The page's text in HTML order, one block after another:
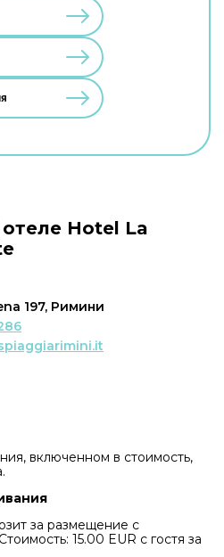
Hotel La
197, Римини
включенном в стоимость,
за размещение с
15.00 EUR с гостя за